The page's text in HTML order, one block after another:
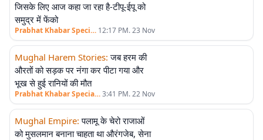
जिसके लिए आज कहा जा रहा है-टीपू-ईपू को
समुद्र में फेंको
Prabhat Khabar Special >
12:17 PM. 23 Nov
Mughal Harem Stories: जब हरम की
औरतों को सड़क पर नंगा कर पीटा गया और
भूख से हुई रानियों की मौत
Prabhat Khabar Special>3:41 PM. 22 Nov
Mughal Empire: पलामू के चेरो राजाओं
को मुसलमान बनाना चाहता था औरंगजेब, सेना